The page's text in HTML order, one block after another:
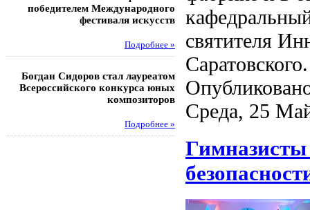
победителем Международного
фестиваля искусств
Подробнее »
Богдан Сидоров стал лауреатом
Всероссийского конкурса юных
композиторов
Подробнее »
турнира
Педагоги
победителями
этапа XXI
конкурса «За
подвиг
святителя
Саратовского.
Среда, 25
Гимназисты